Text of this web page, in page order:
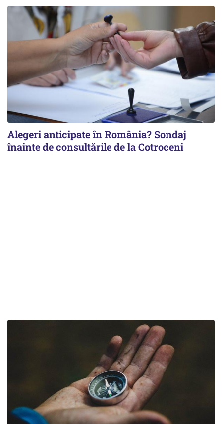
Alegeri anticipate în România? Sondaj
înainte de consultările de la Cotroceni